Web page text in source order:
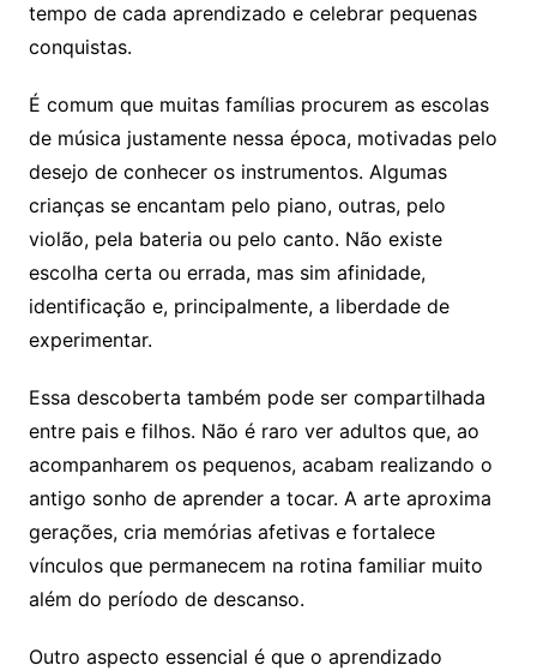
tempo de cada aprendizado e celebrar pequenas
conquistas.
É comum que muitas famílias procurem as escolas
de música justamente nessa época, motivadas pelo
desejo de conhecer os instrumentos. Algumas
crianças se encantam pelo piano, outras, pelo
violão, pela bateria ou pelo canto. Não existe
escolha certa ou errada, mas sim afinidade,
identificação e, principalmente, a liberdade de
experimentar.
Essa descoberta também pode ser compartilhada
entre pais e filhos. Não é raro ver adultos que, ao
acompanharem os pequenos, acabam realizando o
antigo sonho de aprender a tocar. A arte aproxima
gerações, cria memórias afetivas e fortalece
vínculos que permanecem na rotina familiar muito
além do período de descanso.
Outro aspecto essencial é que o aprendizado